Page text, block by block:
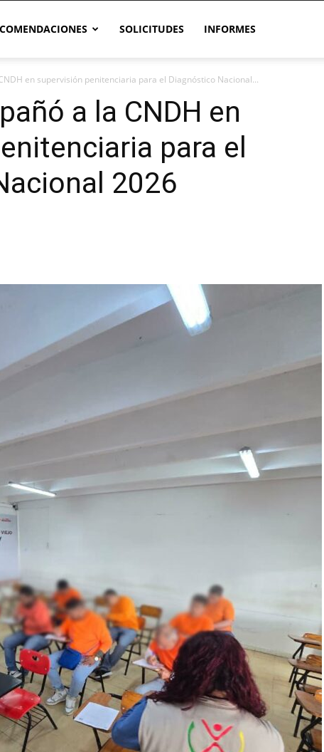
SOLICITUDES INFORMES
en supervisión penitenciaria para el Diagnóstico Nacional...
a la CNDH en
para el
2026